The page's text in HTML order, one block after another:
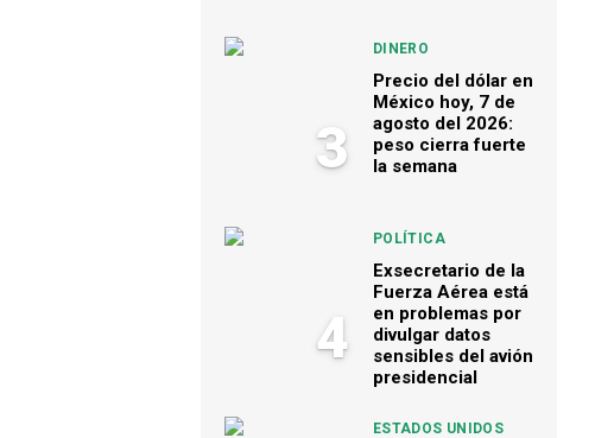
3
DINERO
Precio del dólar en
México hoy, 7 de
agosto del 2026:
peso cierra fuerte
la semana
4
POLÍTICA
Exsecretario de la
Fuerza Aérea está
en problemas por
divulgar datos
sensibles del avión
presidencial
ESTADOS UNIDOS